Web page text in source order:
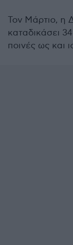
Τον Μάρτιο, η
καταδικάσει
ποινές ως και